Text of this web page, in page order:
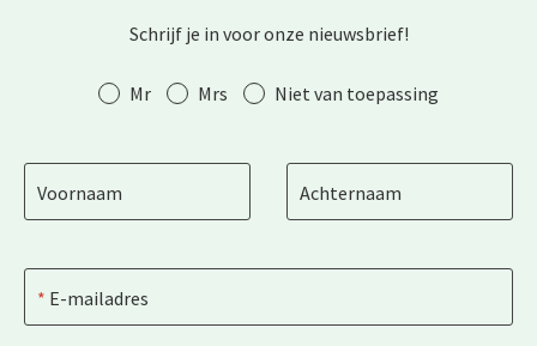
Schrijf je in voor onze nieuwsbrief!
Aanhef Mr Mrs Niet van toepassing
Voornaam Achternaam
E-mailadres